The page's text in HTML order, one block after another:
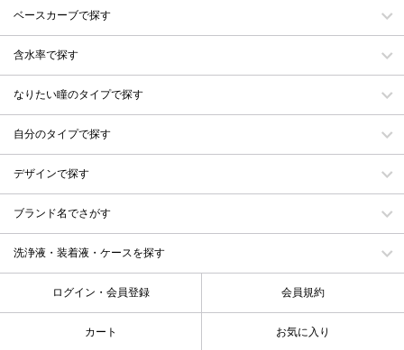
ベースカーブで探す
含水率で探す
なりたい瞳のタイプで探す
自分のタイプで探す
デザインで探す
ブランド名でさがす
洗浄液・装着液・ケースを探す
ログイン・会員登録 会員規約
カート お気に入り